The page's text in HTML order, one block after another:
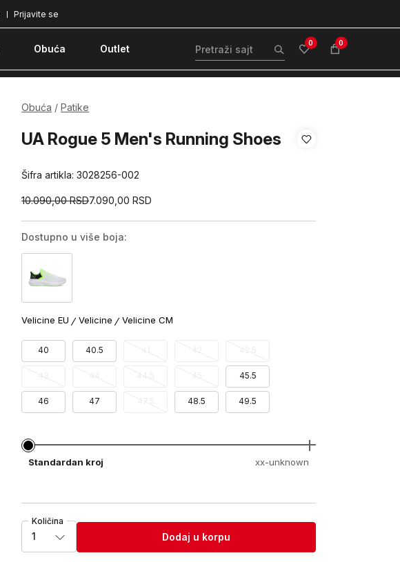
Prijavite se
Obuća Outlet 0 0
Obuća Patike
UA Rogue 5 Men's Running Shoes
Šifra artikla:3028256-002
10.090,00 RSD7.090,00RSD
Dostupno u više boja:
Velicine EU Velicine Velicine CM
40 40.5
45.5
46 47 48.5 49.5
Standardan kroj xx-unknown
Količina
1 Dodaj u korpu